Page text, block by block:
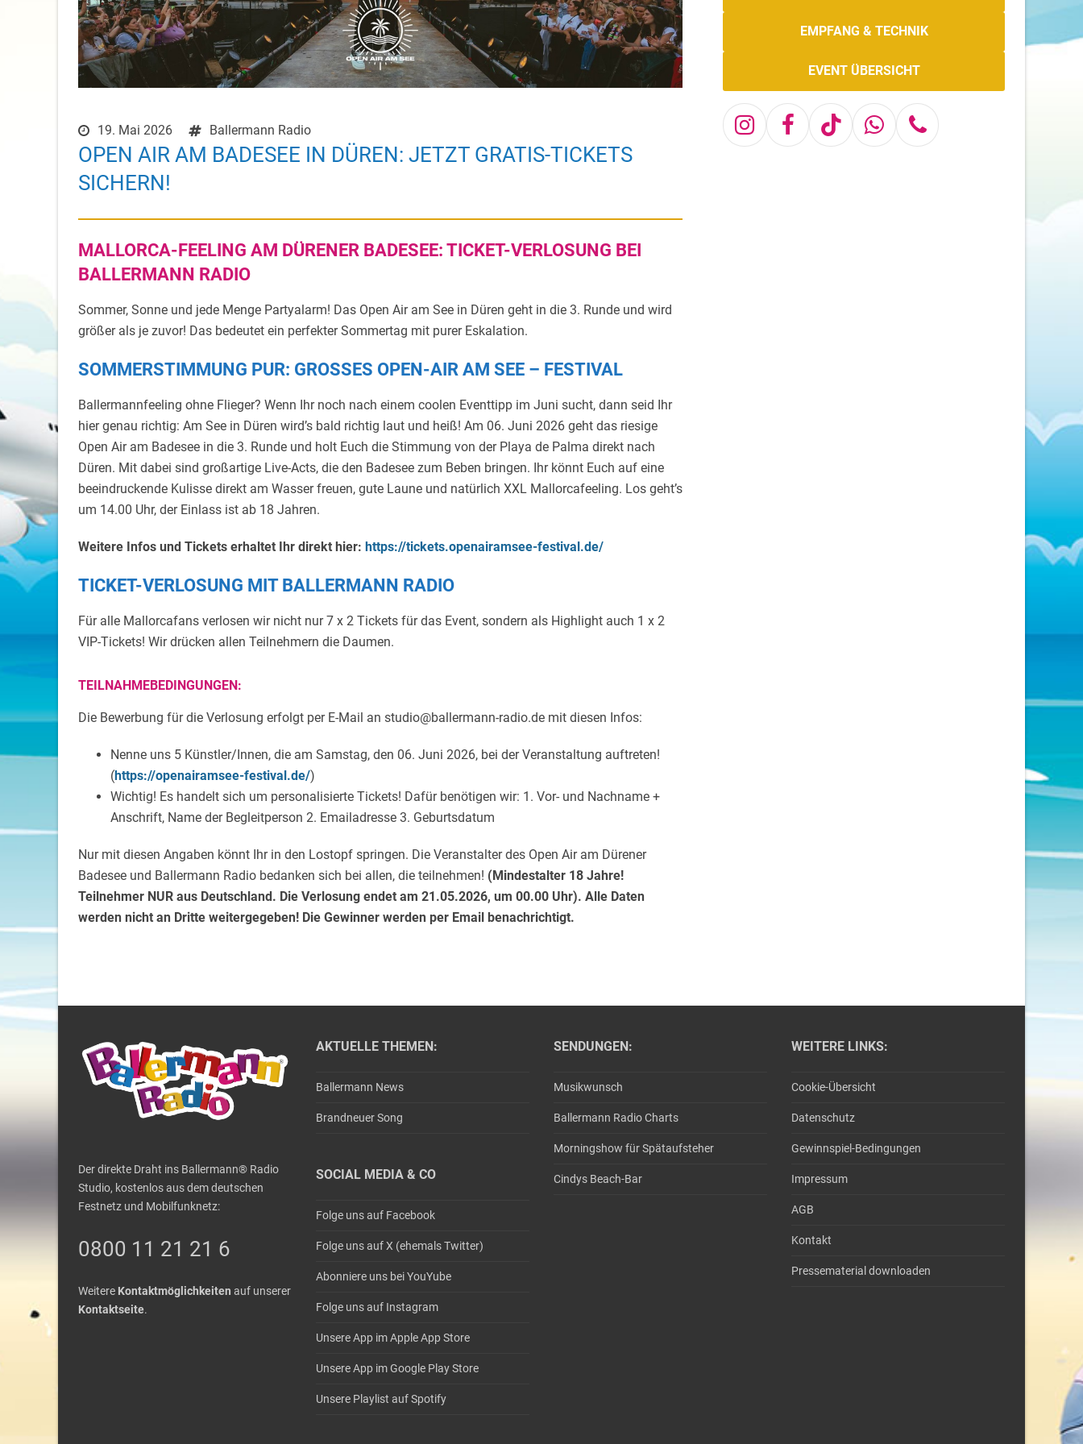
19. Mai 2026 Ballermann Radio
OPEN AIR AM BADESEE IN DÜREN: JETZT GRATIS-TICKETS
SICHERN!
MALLORCA-FEELING AM DÜRENER BADESEE: TICKET-VERLOSUNG BEI
BALLERMANN RADIO
Sommer, Sonne und jede Menge Partyalarm! Das Open Air am See in Düren geht in die 3. Runde und wird
größer als je zuvor! Das bedeutet ein perfekter Sommertag mit purer Eskalation.
SOMMERSTIMMUNG PUR: GROSSES OPEN-AIR AM SEE – FESTIVAL
Ballermannfeeling ohne Flieger? Wenn Ihr noch nach einem coolen Eventtipp im Juni sucht, dann seid Ihr
hier genau richtig: Am See in Düren wird’s bald richtig laut und heiß! Am 06. Juni 2026 geht das riesige
Open Air am Badesee in die 3. Runde und holt Euch die Stimmung von der Playa de Palma direkt nach
Düren. Mit dabei sind großartige Live-Acts, die den Badesee zum Beben bringen. Ihr könnt Euch auf eine
beeindruckende Kulisse direkt am Wasser freuen, gute Laune und natürlich XXL Mallorcafeeling. Los geht’s
um 14.00 Uhr, der Einlass ist ab 18 Jahren.
Weitere Infos und Tickets erhaltet Ihr direkt hier: https://tickets.openairamsee-festival.de/
TICKET-VERLOSUNG MIT BALLERMANN RADIO
Für alle Mallorcafans verlosen wir nicht nur 7 x 2 Tickets für das Event, sondern als Highlight auch 1 x 2
VIP-Tickets! Wir drücken allen Teilnehmern die Daumen.
TEILNAHMEBEDINGUNGEN:
Die Bewerbung für die Verlosung erfolgt per E-Mail an studio@ballermann-radio.de mit diesen Infos:
Nenne uns 5 Künstler/Innen, die am Samstag, den 06. Juni 2026, bei der Veranstaltung auftreten!
(https://openairamsee-festival.de/)
Wichtig! Es handelt sich um personalisierte Tickets! Dafür benötigen wir: 1. Vor- und Nachname +
Anschrift, Name der Begleitperson 2. Emailadresse 3. Geburtsdatum
Nur mit diesen Angaben könnt Ihr in den Lostopf springen. Die Veranstalter des Open Air am Dürener
Badesee und Ballermann Radio bedanken sich bei allen, die teilnehmen! (Mindestalter 18 Jahre!
Teilnehmer NUR aus Deutschland. Die Verlosung endet am 21.05.2026, um 00.00 Uhr). Alle Daten
werden nicht an Dritte weitergegeben! Die Gewinner werden per Email benachrichtigt.
EMPFANG & TECHNIK
EVENT ÜBERSICHT
Instagram
Facebook
TiktokWhatsapp
Telefon
Der direkte Draht ins Ballermann® Radio
Studio, kostenlos aus dem deutschen
Festnetz und Mobilfunknetz:
0800 11 21 21 6
Weitere Kontaktmöglichkeiten auf unserer
Kontaktseite.
AKTUELLE THEMEN:
Ballermann News
Brandneuer Song
SOCIAL MEDIA & CO
Folge uns auf Facebook
Folge uns auf X (ehemals Twitter)
Abonniere uns bei YouYube
Folge uns auf Instagram
Unsere App im Apple App Store
Unsere App im Google Play Store
Unsere Playlist auf Spotify
SENDUNGEN:
Musikwunsch
Ballermann Radio Charts
Morningshow für Spätaufsteher
Cindys Beach-Bar
WEITERE LINKS:
Cookie-Übersicht
Datenschutz
Gewinnspiel-Bedingungen
Impressum
AGB
Kontakt
Pressematerial downloaden